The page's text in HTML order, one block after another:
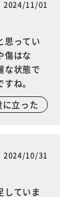
2024/11/01
思ってい
傷はな
な状態で
ね。
に立った
2024/10/31
していま